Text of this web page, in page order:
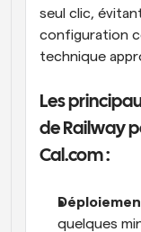
seul clic,
configuration
technique
Les
de Railway
Cal.com :
quelques